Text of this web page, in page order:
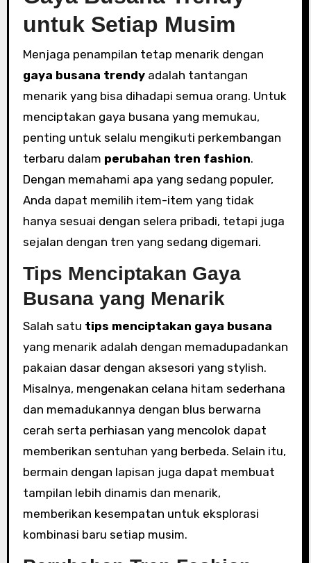
untuk Setiap Musim
Menjaga penampilan tetap menarik dengan
gaya busana trendyadalah tantangan
menarik yang bisa dihadapi semua orang. Untuk
menciptakan gaya busana yang memukau,
penting untuk selalu mengikuti perkembangan
terbaru dalam perubahan tren fashion.
Dengan memahami apa yang sedang populer,
Anda dapat memilih item-item yang tidak
hanya sesuai dengan selera pribadi, tetapi juga
sejalan dengan tren yang sedang digemari.
Tips Menciptakan Gaya
Busana yang Menarik
Salah satu tips menciptakan gaya busana
yang menarik adalah dengan memadupadankan
pakaian dasar dengan aksesori yang stylish.
Misalnya, mengenakan celana hitam sederhana
dan memadukannya dengan blus berwarna
cerah serta perhiasan yang mencolok dapat
memberikan sentuhan yang berbeda. Selain itu,
bermain dengan lapisan juga dapat membuat
tampilan lebih dinamis dan menarik,
memberikan kesempatan untuk eksplorasi
kombinasi baru setiap musim.